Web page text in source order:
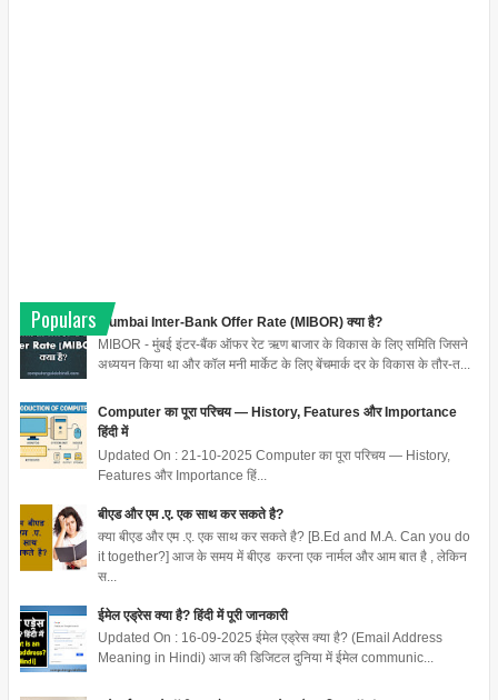
Populars
Mumbai Inter-Bank Offer Rate (MIBOR) क्या है?
MIBOR - मुंबई इंटर-बैंक ऑफर रेट ऋण बाजार के विकास के लिए समिति जिसने
अध्ययन किया था और कॉल मनी मार्केट के लिए बेंचमार्क दर के विकास के तौर-त...
Computer का पूरा परिचय — History, Features और Importance
हिंदी में
Updated On : 21-10-2025 Computer का पूरा परिचय — History,
Features और Importance हिं...
बीएड और एम .ए. एक साथ कर सकते है?
क्या बीएड और एम .ए. एक साथ कर सकते है? [B.Ed and M.A. Can you do
it together?] आज के समय में बीएड करना एक नार्मल और आम बात है , लेकिन
स...
ईमेल एड्रेस क्या है? हिंदी में पूरी जानकारी
Updated On : 16-09-2025 ईमेल एड्रेस क्या है? (Email Address
Meaning in Hindi) आज की डिजिटल दुनिया में ईमेल communic...